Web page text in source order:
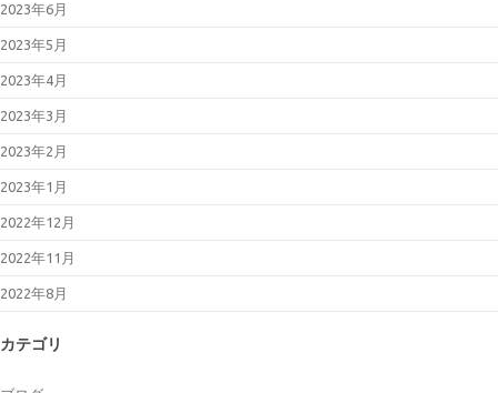
2023年6月
2023年5月
2023年4月
2023年3月
2023年2月
2023年1月
2022年12月
2022年11月
2022年8月
カテゴリ